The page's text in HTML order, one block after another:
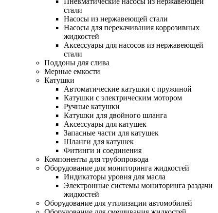
стали
Насосы из нержавеющей стали
Насосы для перекачивания коррозивных
жидкостей
Аксессуары для насосов из нержавеющей
стали
Поддоны для слива
Мерные емкости
Катушки
Автоматические катушки с пружиной
Катушки с электрическим мотором
Ручные катушки
Катушки для двойного шланга
Аксессуары для катушек
Запасные части для катушек
Шланги для катушек
Фитинги и соединения
Компоненты для трубопровода
Оборудование для мониторинга жидкостей
Индикаторы уровня для масла
Электронные системы мониторинга раздачи
жидкостей
Оборудование для утилизации автомобилей